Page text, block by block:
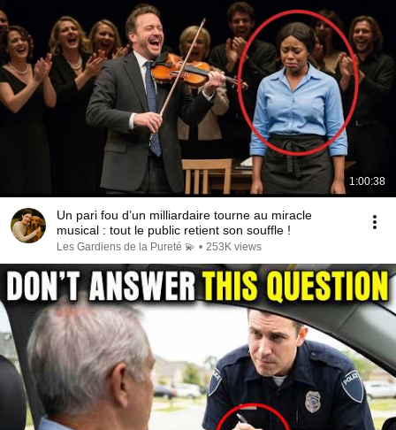
1:00:38
Un pari fou d’un milliardaire tourne au miracle
musical : tout le public retient son souffle !
Les Gardiens de la Pureté 💫 • 253K views